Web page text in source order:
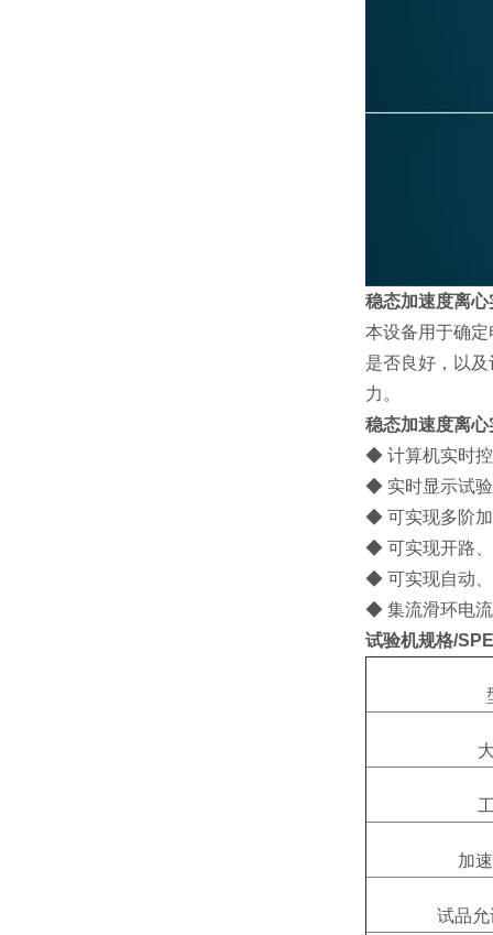
稳态加速度离心
本设备用于确
是否良好，以
力。
稳态加速度离心
◆ 计算机实时
◆ 实时显示试
◆ 可实现多阶
◆ 可实现开路
◆ 可实现自动
◆ 集流滑环电
试验机规格/
加
试品